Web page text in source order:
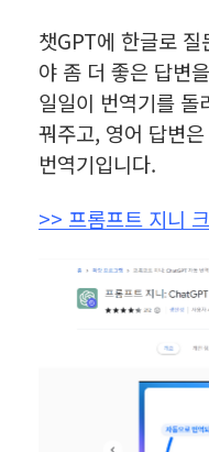
챗GPT에 한글로
야 좀 더 좋은 답변
일일이 번역기를 돌
꿔주고, 영어 답변
번역기입니다.
>> 프롬프트 지니